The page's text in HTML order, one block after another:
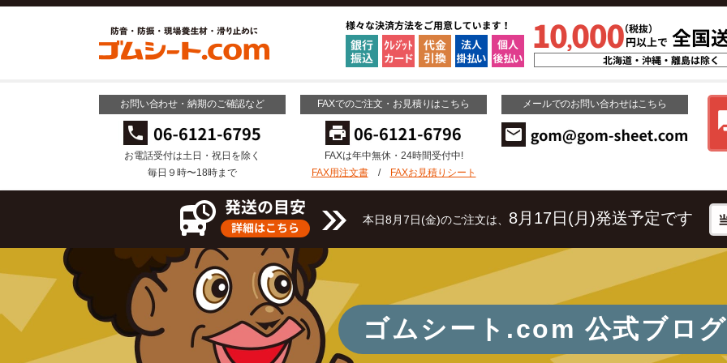
お問い合わせ・納期のご確認など
お電話受付は土日・祝日を除く
毎日９時〜18時まで
FAXでのご注文・お見積りはこちら
FAXは年中無休・24時間受付中!
FAX用注文書/ FAXお見積りシート
メールでのお問い合わせはこちら
本日8月7日(金)のご注文は、 8月17日(月)発送予定です
ゴムシート.com 公式ブログ